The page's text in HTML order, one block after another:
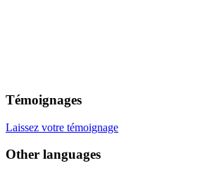
Témoignages
Laissez votre témoignage
Other languages